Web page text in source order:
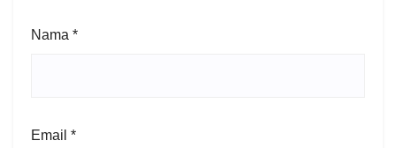
Nama *
Email *